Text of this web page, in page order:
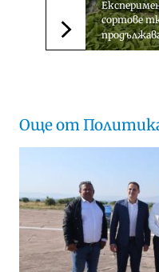
Следваща
сортове
Още от